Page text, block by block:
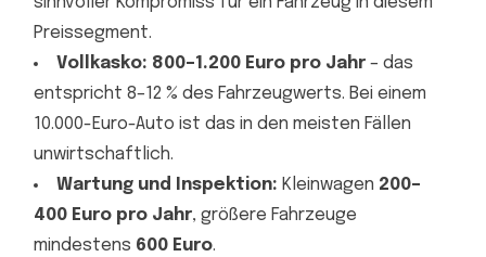
Preissegment.
Vollkasko: 800–1.200 Euro pro Jahr – das
entspricht 8–12 % des Fahrzeugwerts. Bei einem
10.000-Euro-Auto ist das in den meisten Fällen
unwirtschaftlich.
Wartung und Inspektion: Kleinwagen 200–
400 Euro pro Jahr, größere Fahrzeuge
mindestens 600 Euro.